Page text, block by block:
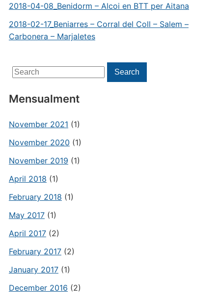
2018-04-08_Benidorm – Alcoi en BTT per Aitana
2018-02-17_Beniarres – Corral del Coll – Salem –
Carbonera – Marjaletes
Search
for:
Search
Mensualment
November 2021 (1)
November 2020 (1)
November 2019 (1)
April 2018 (1)
February 2018 (1)
May 2017(1)
April 2017(2)
February 2017(2)
January 2017(1)
December 2016 (2)